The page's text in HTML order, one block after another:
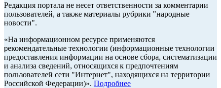
Редакция портала не несет ответственности за комментарии
пользователей, а также материалы рубрики "народные
новости".
«На информационном ресурсе применяются
рекомендательные технологии (информационные технологии
предоставления информации на основе сбора, систематизации
и анализа сведений, относящихся к предпочтениям
пользователей сети "Интернет", находящихся на территории
Российской Федерации)». Подробнее